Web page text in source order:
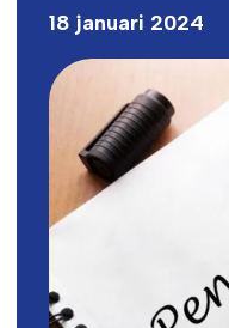
18 januari 2024